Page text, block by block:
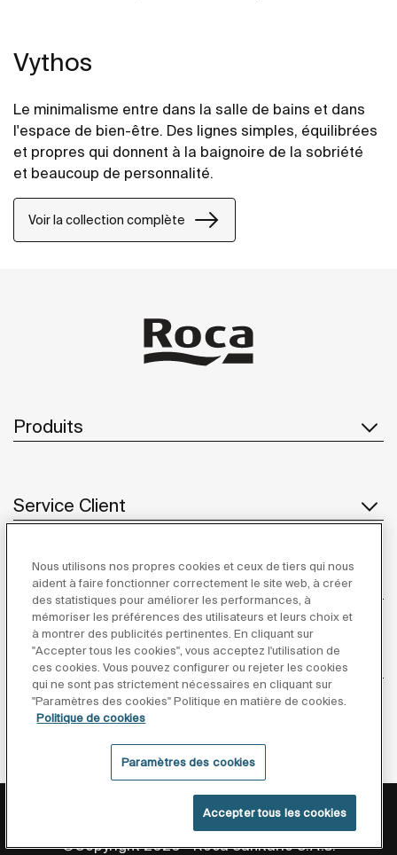
Vythos
Le minimalisme entre dans la salle de bains et dans
l'espace de bien-être. Des lignes simples, équilibrées
et propres qui donnent à la baignoire de la sobriété
et beaucoup de personnalité.
Voir la collection complète
Produits
Service Client
À propos de Roca
Inspiration
Suivez-nous
Politique De Confidentialité
Conditions générales de vente
©Copyright 2026 - Roca Sanitario S.A.U.
Nous utilisons nos propres cookies et ceux de tiers qui nous
aident à faire fonctionner correctement le site web, à créer
des statistiques pour améliorer les performances, à
mémoriser les préférences des utilisateurs et leurs choix et
à montrer des publicités pertinentes. En cliquant sur
"Accepter tous les cookies", vous acceptez l'utilisation de
ces cookies. Vous pouvez configurer ou rejeter les cookies
qui ne sont pas strictement nécessaires en cliquant sur
"Paramètres des cookies" Politique en matière de cookies.
Politique de cookies
Paramètres des cookies
Accepter tous les cookies